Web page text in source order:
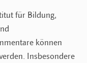
für Bildung,
können
Insbesondere